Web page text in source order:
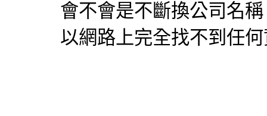
會不會是不斷換公司名
以網路上完全找不到任